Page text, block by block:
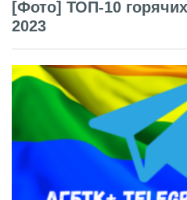
[Фото] ТОП-10
2023